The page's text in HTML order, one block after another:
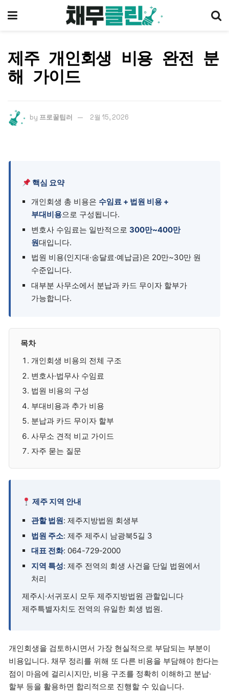
제주 개인회생 비용 완전 분
해 가이드
by 프로꿀팁러 2월 15, 2026
핵심 요약
개인회생 총 비용은 수임료 + 법원 비용 +
부대비용으로 구성됩니다.
변호사 수임료는 일반적으로 300만~400만
원대입니다.
법원 비용(인지대·송달료·예납금)은 20만~30만 원
수준입니다.
대부분 사무소에서 분납과 카드 무이자 할부가
가능합니다.
목차
개인회생 비용의 전체 구조
변호사·법무사 수임료
법원 비용의 구성
부대비용과 추가 비용
분납과 카드 무이자 할부
사무소 견적 비교 가이드
자주 묻는 질문
제주 지역 안내
관할 법원: 제주지방법원 회생부
법원 주소: 제주 제주시 남광북5길 3
대표 전화: 064-729-2000
지역 특성: 제주 전역의 회생 사건을 단일 법원에서
처리
제주시·서귀포시 모두 제주지방법원 관할입니다
제주특별자치도 전역의 유일한 회생 법원.
개인회생을 검토하시면서 가장 현실적으로 부담되는 부분이
비용입니다. 채무 정리를 위해 또 다른 비용을 부담해야 한다는
점이 마음에 걸리시지만, 비용 구조를 정확히 이해하고 분납·
할부 등을 활용하면 합리적으로 진행할 수 있습니다.